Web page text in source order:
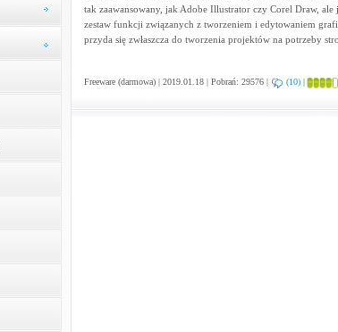
tak zaawansowany, jak Adobe Illustrator czy Corel Draw,
zestaw funkcji związanych z tworzeniem i edytowaniem
przyda się zwłaszcza do tworzenia projektów na potrzeby
Freeware (darmowa) | 2019.01.18 | Pobrań: 29576 | (10)|